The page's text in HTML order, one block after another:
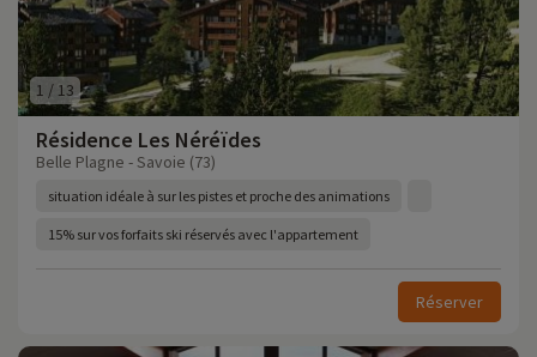
1 /13
Résidence Les Néréïdes
Belle Plagne - Savoie (73)
situation idéale à sur les pistes et proche des animations
15% sur vos forfaits ski réservés avec l'appartement
Réserver